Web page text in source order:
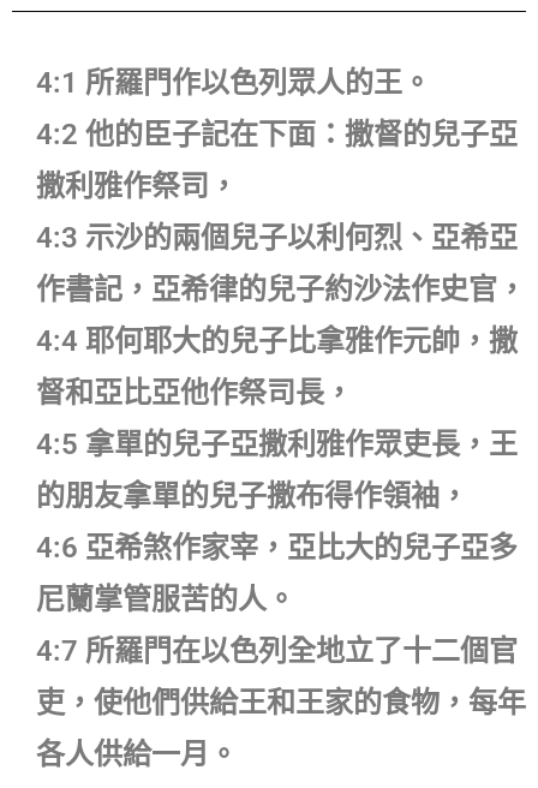
4:1 所羅門作以色列眾人的王。
4:2 他的臣子記在下面：撒督的兒子亞
撒利雅作祭司，
4:3 示沙的兩個兒子以利何烈、亞希亞
作書記，亞希律的兒子約沙法作史官，
4:4 耶何耶大的兒子比拿雅作元帥，撒
督和亞比亞他作祭司長，
4:5 拿單的兒子亞撒利雅作眾吏長，王
的朋友拿單的兒子撒布得作領袖，
4:6 亞希煞作家宰，亞比大的兒子亞多
尼蘭掌管服苦的人。
4:7 所羅門在以色列全地立了十二個官
吏，使他們供給王和王家的食物，每年
各人供給一月。